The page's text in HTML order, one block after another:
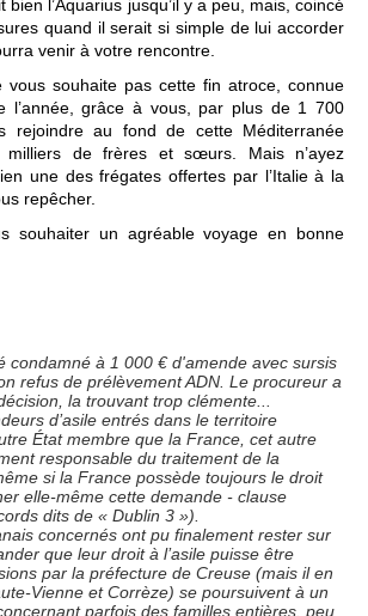
bien l’Aquarius jusqu’il y a peu, mais, coincé
quand il serait si simple de lui accorder
venir à votre rencontre.
vous souhaite pas cette fin atroce, connue
l’année, grâce à vous, par plus de 1 700
rejoindre au fond de cette Méditerranée
milliers de frères et sœurs. Mais n’ayez
une des frégates offertes par l’Italie à la
repêcher.
souhaiter un agréable voyage en bonne
condamné à 1 000 € d'amende avec sursis
refus de prélèvement ADN. Le procureur a
la trouvant trop clémente...
d’asile entrés dans le territoire
État membre que la France, cet autre
responsable du traitement de la
si la France possède toujours le droit
elle-même cette demande - clause
dits de « Dublin 3 »).
concernés ont pu finalement rester sur
que leur droit à l’asile puisse être
par la préfecture de Creuse (mais il en
Vienne et Corrèze) se poursuivent à un
parfois des familles entières, peu